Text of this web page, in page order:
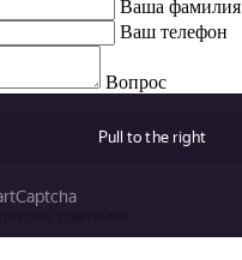
Ваша фамилия
Ваш телефон
Вопрос